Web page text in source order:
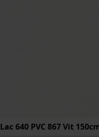
Lac 640 PVC 867 Vit